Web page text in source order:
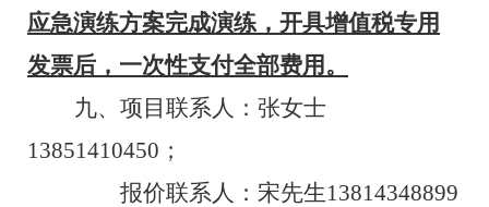
应急演练方案完成演练，开具增值税专用
发票后，一次性支付全部费用。
九、项目联系人： 张女士
13851410450 ；
报价联系人： 宋先生13814348899